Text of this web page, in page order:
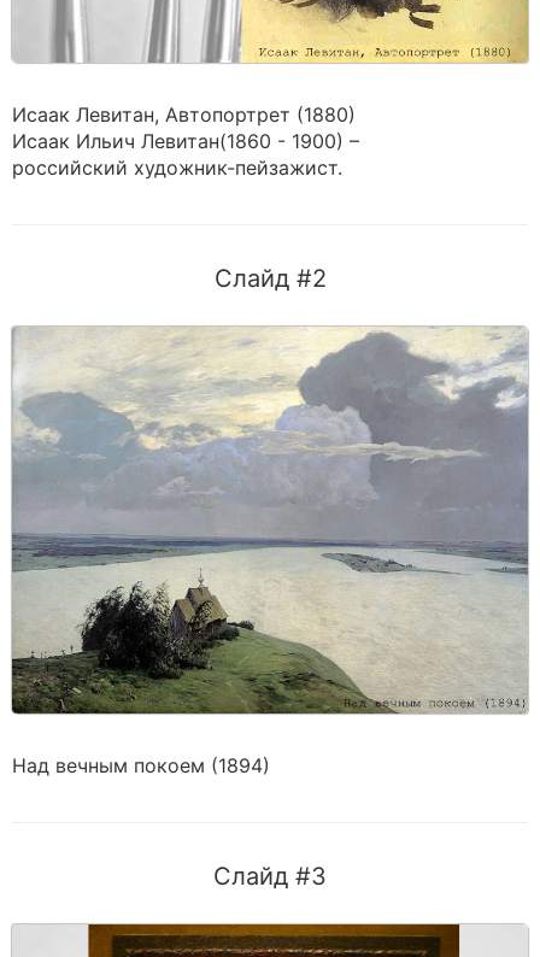
Исаак Левитан, Автопортрет (1880)
Исаак Ильич Левитан(1860 - 1900) –
российский художник-пейзажист.
Слайд #2
Над вечным покоем (1894)
Слайд #3